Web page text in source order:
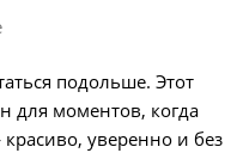
подольше. Этот
для моментов, когда
уверенно и без